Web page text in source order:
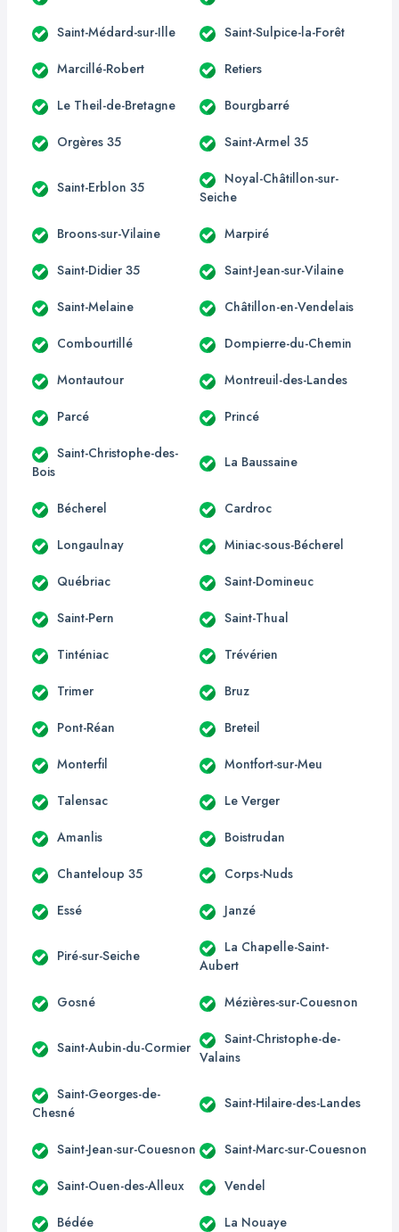
Saint-Médard-sur-Ille Saint-Sulpice-la-Forêt
Marcillé-Robert Retiers
Le Theil-de-Bretagne Bourgbarré
Orgères 35 Saint-Armel 35
Saint-Erblon 35
Noyal-Châtillon-sur-
Seiche
Broons-sur-Vilaine Marpiré
Saint-Didier 35 Saint-Jean-sur-Vilaine
Saint-Melaine Châtillon-en-Vendelais
Combourtillé Dompierre-du-Chemin
Montautour Montreuil-des-Landes
Parcé Princé
Saint-Christophe-des-
Bois
La Baussaine
Bécherel Cardroc
Longaulnay Miniac-sous-Bécherel
Québriac Saint-Domineuc
Saint-Pern Saint-Thual
Tinténiac Trévérien
Trimer Bruz
Pont-Réan Breteil
Monterfil Montfort-sur-Meu
Talensac Le Verger
Amanlis Boistrudan
Chanteloup 35 Corps-Nuds
Essé Janzé
Piré-sur-Seiche
La Chapelle-Saint-
Aubert
Gosné Mézières-sur-Couesnon
Saint-Aubin-du-Cormier
Saint-Christophe-de-
Valains
Saint-Georges-de-
Chesné
Saint-Hilaire-des-Landes
Saint-Jean-sur-Couesnon Saint-Marc-sur-Couesnon
Saint-Ouen-des-Alleux Vendel
Bédée La Nouaye